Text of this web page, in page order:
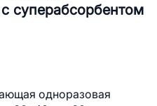
суперабсорбентом